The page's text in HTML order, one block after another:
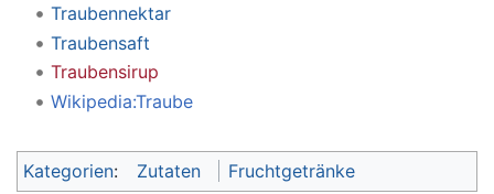
Traubennektar
Traubensaft
Traubensirup
Wikipedia:Traube
Kategorien: Zutaten Fruchtgetränke